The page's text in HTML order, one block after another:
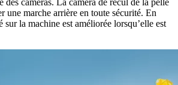
des caméras. La caméra de recul de la pelle
une marche arrière en toute sécurité. En
la machine est améliorée lorsqu’elle est